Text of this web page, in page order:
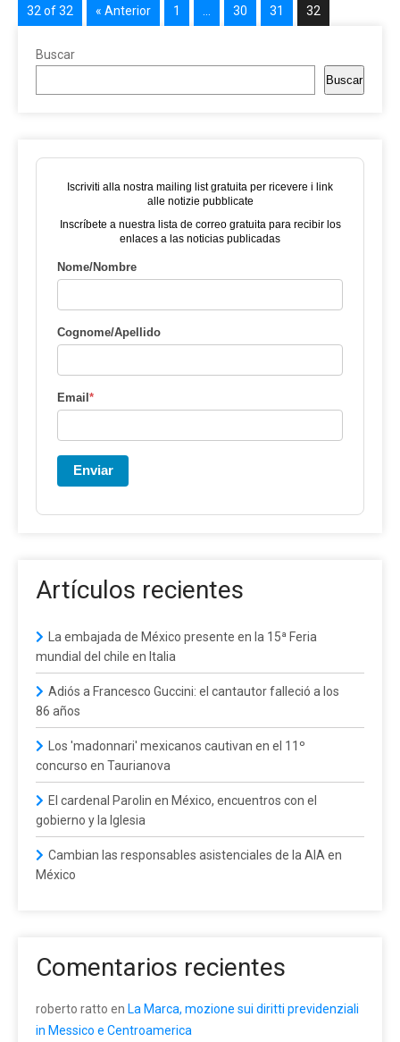
32 of 32 « Anterior 1 30 31 32
Buscar
Buscar
Iscriviti alla nostra mailing list gratuita per ricevere i link
alle notizie pubblicate
Inscríbete a nuestra lista de correo gratuita para recibir los
enlaces a las noticias publicadas
Nome/Nombre
Cognome/Apellido
Email *
Enviar
Artículos recientes
La embajada de México presente en la 15ª Feria
mundial del chile en Italia
Adiós a Francesco Guccini: el cantautor falleció a los
86 años
Los 'madonnari' mexicanos cautivan en el 11º
concurso en Taurianova
El cardenal Parolin en México, encuentros con el
gobierno y la Iglesia
Cambian las responsables asistenciales de la AIA en
México
Comentarios recientes
roberto ratto en La Marca, mozione sui diritti previdenziali
in Messico e Centroamerica